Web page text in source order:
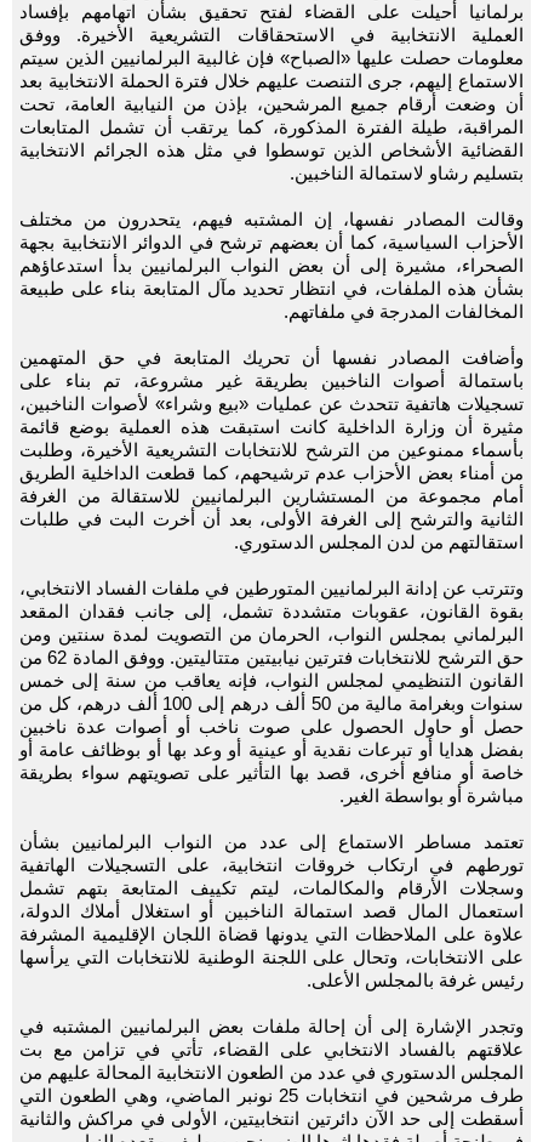
برلمانيا أحيلت على القضاء لفتح تحقيق بشأن اتهامهم بإفساد
العملية الانتخابية في الاستحقاقات التشريعية الأخيرة. ووفق
معلومات حصلت عليها «الصباح» فإن غالبية البرلمانيين الذين سيتم
الاستماع إليهم، جرى التنصت عليهم خلال فترة الحملة الانتخابية بعد
أن وضعت أرقام جميع المرشحين، بإذن من النيابية العامة، تحت
المراقبة، طيلة الفترة المذكورة، كما يرتقب أن تشمل المتابعات
القضائية الأشخاص الذين توسطوا في مثل هذه الجرائم الانتخابية
بتسليم رشاو لاستمالة الناخبين.
وقالت المصادر نفسها، إن المشتبه فيهم، يتحدرون من مختلف
الأحزاب السياسية، كما أن بعضهم ترشح في الدوائر الانتخابية بجهة
الصحراء، مشيرة إلى أن بعض النواب البرلمانيين بدأ استدعاؤهم
بشأن هذه الملفات، في انتظار تحديد مآل المتابعة بناء على طبيعة
المخالفات المدرجة في ملفاتهم.
وأضافت المصادر نفسها أن تحريك المتابعة في حق المتهمين
باستمالة أصوات الناخبين بطريقة غير مشروعة، تم بناء على
تسجيلات هاتفية تتحدث عن عمليات «بيع وشراء» لأصوات الناخبين،
مثيرة أن وزارة الداخلية كانت استبقت هذه العملية بوضع قائمة
بأسماء ممنوعين من الترشح للانتخابات التشريعية الأخيرة، وطلبت
من أمناء بعض الأحزاب عدم ترشيحهم، كما قطعت الداخلية الطريق
أمام مجموعة من المستشارين البرلمانيين للاستقالة من الغرفة
الثانية والترشح إلى الغرفة الأولى، بعد أن أخرت البت في طلبات
استقالتهم من لدن المجلس الدستوري.
وتترتب عن إدانة البرلمانيين المتورطين في ملفات الفساد الانتخابي،
بقوة القانون، عقوبات متشددة تشمل، إلى جانب فقدان المقعد
البرلماني بمجلس النواب، الحرمان من التصويت لمدة سنتين ومن
حق الترشح للانتخابات فترتين نيابيتين متتاليتين. ووفق المادة 62 من
القانون التنظيمي لمجلس النواب، فإنه يعاقب من سنة إلى خمس
سنوات وبغرامة مالية من 50 ألف درهم إلى 100 ألف درهم، كل من
حصل أو حاول الحصول على صوت ناخب أو أصوات عدة ناخبين
بفضل هدايا أو تبرعات نقدية أو عينية أو وعد بها أو بوظائف عامة أو
خاصة أو منافع أخرى، قصد بها التأثير على تصويتهم سواء بطريقة
مباشرة أو بواسطة الغير.
تعتمد مساطر الاستماع إلى عدد من النواب البرلمانيين بشأن
تورطهم في ارتكاب خروقات انتخابية، على التسجيلات الهاتفية
وسجلات الأرقام والمكالمات، ليتم تكييف المتابعة بتهم تشمل
استعمال المال قصد استمالة الناخبين أو استغلال أملاك الدولة،
علاوة على الملاحظات التي يدونها قضاة اللجان الإقليمية المشرفة
على الانتخابات، وتحال على اللجنة الوطنية للانتخابات التي يرأسها
رئيس غرفة بالمجلس الأعلى.
وتجدر الإشارة إلى أن إحالة ملفات بعض البرلمانيين المشتبه في
علاقتهم بالفساد الانتخابي على القضاء، تأتي في تزامن مع بت
المجلس الدستوري في عدد من الطعون الانتخابية المحالة عليهم من
طرف مرشحين في انتخابات 25 نونبر الماضي، وهي الطعون التي
أسقطت إلى حد الآن دائرتين انتخابيتين، الأولى في مراكش والثانية